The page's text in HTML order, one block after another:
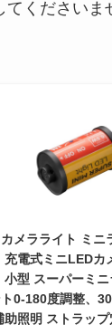
てくださいま
メラライト ミニ
充電式ミニLEDカ
小型 スーパーミ
0-180度調整、
助照明 ストラッ